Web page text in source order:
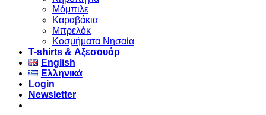
Μόμπιλε
Καραβάκια
Μπρελόκ
Κοσμήματα Νησαία
Τ-shirts & Αξεσουάρ
English
Ελληνικά
Login
Newsletter